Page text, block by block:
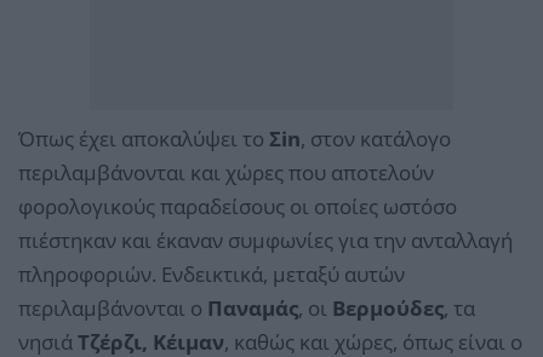
Όπως έχει αποκαλύψει το Σin, στον κατάλογο
περιλαμβάνονται και χώρες που αποτελούν
φορολογικούς παραδείσους οι οποίες ωστόσο
πιέστηκαν και έκαναν συμφωνίες για την ανταλλαγή
πληροφοριών. Ενδεικτικά, μεταξύ αυτών
περιλαμβάνονται ο Παναμάς, οι Βερμούδες, τα
νησιάΤζέρζι, Κέιμαν, καθώς και χώρες, όπως είναι ο